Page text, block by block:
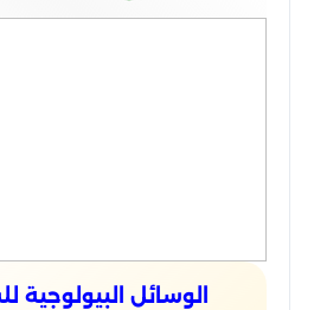
الوسائل البيولوجية